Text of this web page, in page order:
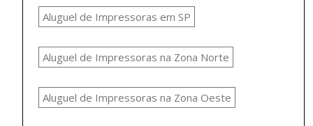
Aluguel de Impressoras em SP
Aluguel de Impressoras na Zona Norte
Aluguel de Impressoras na Zona Oeste